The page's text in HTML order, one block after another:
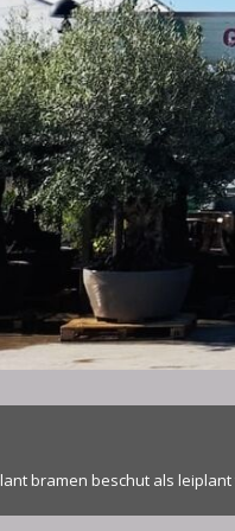
bramen beschut als